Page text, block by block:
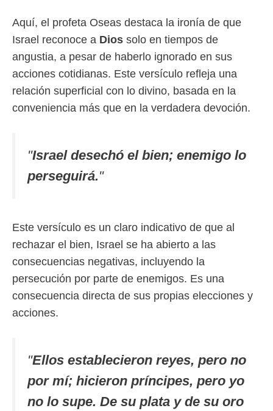
Aquí, el profeta Oseas destaca la ironía de que
Israel reconoce a Dios solo en tiempos de
angustia, a pesar de haberlo ignorado en sus
acciones cotidianas. Este versículo refleja una
relación superficial con lo divino, basada en la
conveniencia más que en la verdadera devoción.
"Israel desechó el bien; enemigo lo
perseguirá."
Este versículo es un claro indicativo de que al
rechazar el bien, Israel se ha abierto a las
consecuencias negativas, incluyendo la
persecución por parte de enemigos. Es una
consecuencia directa de sus propias elecciones y
acciones.
"Ellos establecieron reyes, pero no
por mí; hicieron príncipes, pero yo
no lo supe. De su plata y de su oro